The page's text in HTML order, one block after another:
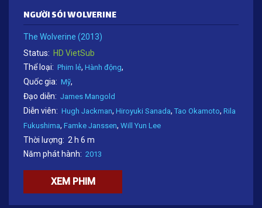
NGƯỜI SÓI WOLVERINE
The Wolverine (2013)
Status: HD VietSub
Thể loại: Phim lẻ, Hành động,
Quốc gia: Mỹ,
Đạo diễn: James Mangold
Diễn viên: Hugh Jackman, Hiroyuki Sanada, Tao Okamoto, Rila
Fukushima, Famke Janssen, Will Yun Lee
Thời lượng: 2 h 6 m
Năm phát hành: 2013
XEM PHIM